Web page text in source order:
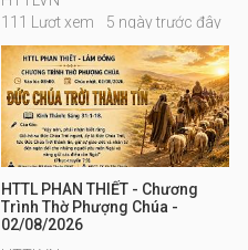
111 Lượt xem
5 ngày trước đây
HTTL PHAN THIẾT - Chương
Trình Thờ Phượng Chúa -
02/08/2026